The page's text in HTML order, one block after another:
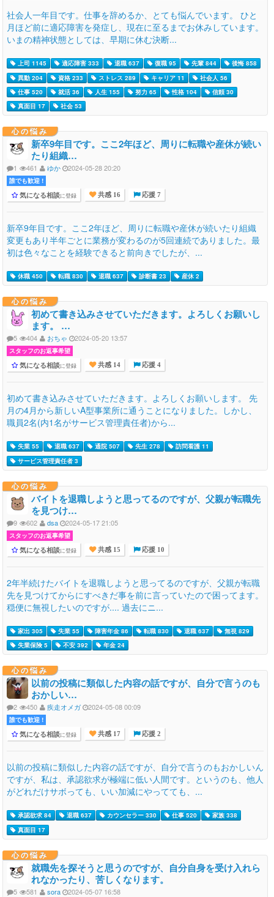
社会人一年目です。仕事を辞めるか、とても悩んでいます。 ひと
月ほど前に適応障害を発症し、現在に至るまでお休みしています。
いまの精神状態としては、早期に休む決断...
上司 1145 適応障害 333 退職 637 復職 95 先輩 844
後悔 858
異動 204
資格 233 ストレス 289 キャリア 11
社会人 56
仕事 520
就活 36 人生 155 努力 65 性格 104
信頼 30
真面目 17
社会 53
心の悩み
新卒9年目です。ここ2年ほど、周りに転職や産休が続い
たり組織…
1 461 ゆか 2024-05-28 20:20
誰でも歓迎 !
気になる相談に登録 共感 16 応援 7
新卒9年目です。ここ2年ほど、周りに転職や産休が続いたり組織
変更もあり半年ごとに業務が変わるのが5回連続でありました。最
初は色々なことを経験できると前向きでしたが、...
休職 450 転職 830 退職 637 診断書 23 産休 2
心の悩み
初めて書き込みさせていただきます。よろしくお願いし
ます。 …
5 404 おちゃ 2024-05-20 13:57
スタッフのお返事希望
気になる相談に登録 共感 14 応援 4
初めて書き込みさせていただきます。よろしくお願いします。 先
月の4月から新しいA型事業所に通うことになりました。しかし、
職員2名(内1名がサービス管理責任者)から...
失業 55 退職 637 通院 507 先生 278
訪問看護 11
サービス管理責任者 3
心の悩み
バイトを退職しようと思ってるのですが、父親が転職先
を見つけ…
9 602 dsa 2024-05-17 21:05
スタッフのお返事希望
気になる相談に登録 共感 15 応援 10
2年半続けたバイトを退職しようと思ってるのですが、父親が転職
先を見つけてからにすべきだ事を前に言っていたので困ってます。
穏便に無視したいのですが.... 過去にニ...
家出 305 失業 55 障害年金 86 転職 830 退職 637
無視 829
失業保険 5
不安 392 年金 24
心の悩み
以前の投稿に類似した内容の話ですが、自分で言うのも
おかしい…
2 450 疾走オメガ 2024-05-08 00:09
誰でも歓迎 !
気になる相談に登録 共感 17 応援 2
以前の投稿に類似した内容の話ですが、自分で言うのもおかしいん
ですが、私は、承認欲求が極端に低い人間です。というのも、他人
がどれだけサボっても、いい加減にやってても、...
承認欲求 84 退職 637 カウンセラー 330 仕事 520
家族 338
真面目 17
心の悩み
就職先を探そうと思うのですが、自分自身を受け入れら
れなかったり、苦しくなります。
5 581 sora 2024-05-07 16:58